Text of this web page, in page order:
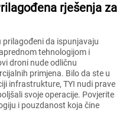
rješenja za
prilagođeni da ispunjavaju
tehnologijom i
droni nude odličnu
primjena. Bilo da ste u
infrastrukture, TYI nudi prave
svoje operacije. Povjerite
i pouzdanost koja čine